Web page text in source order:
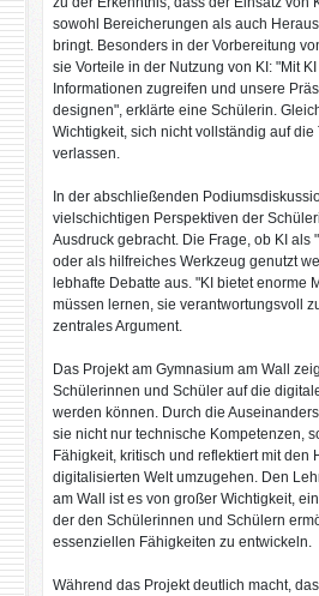
sowohl Bereicherungen als auch
bringt. Besonders in der Vorbereitung
sie Vorteile in der Nutzung von KI: "Mit
Informationen zugreifen und unsere
designen", erklärte eine Schülerin.
Wichtigkeit, sich nicht vollständig auf die
verlassen.
In der abschließenden
vielschichtigen Perspektiven der
Ausdruck gebracht. Die Frage, ob KI als
oder als hilfreiches Werkzeug genutzt
lebhafte Debatte aus. "KI bietet enorme
müssen lernen, sie verantwortungsvoll
zentrales Argument.
Das Projekt am Gymnasium am Wall
Schülerinnen und Schüler auf die
werden können. Durch die
sie nicht nur technische Kompetenzen,
Fähigkeit, kritisch und reflektiert mit den
digitalisierten Welt umzugehen. Den
am Wall ist es von großer Wichtigkeit,
der den Schülerinnen und Schülern
essenziellen Fähigkeiten zu entwickeln.
Während das Projekt deutlich macht,